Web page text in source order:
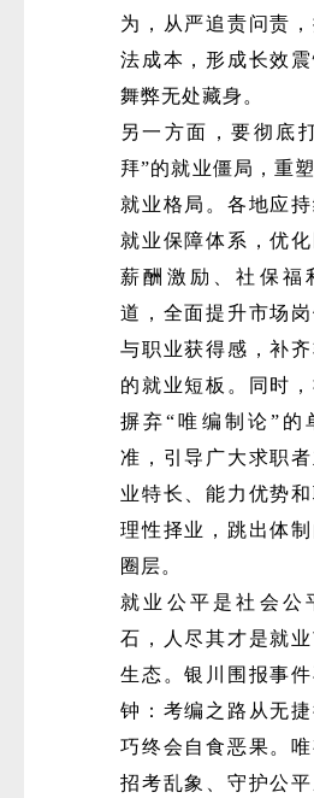
为，从严追责问责
法成本，形成长效
舞弊无处藏身。
另一方面，要彻底
拜”的就业僵局，重
就业格局。各地应
就业保障体系，优
薪酬激励、社保福
道，全面提升市场
与职业获得感，补
的就业短板。同时
摒弃“唯编制论”的
准，引导广大求职
业特长、能力优势和
理性择业，跳出体
圈层。
就业公平是社会公
石，人尽其才是就
生态。银川围报事
钟：考编之路从无
巧终会自食恶果。
招考乱象、守护公